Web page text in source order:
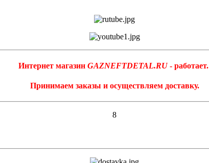
Интернет магазин GAZNEFTDETAL.RU- работает.
Принимаем заказы и осуществляем доставку.
8